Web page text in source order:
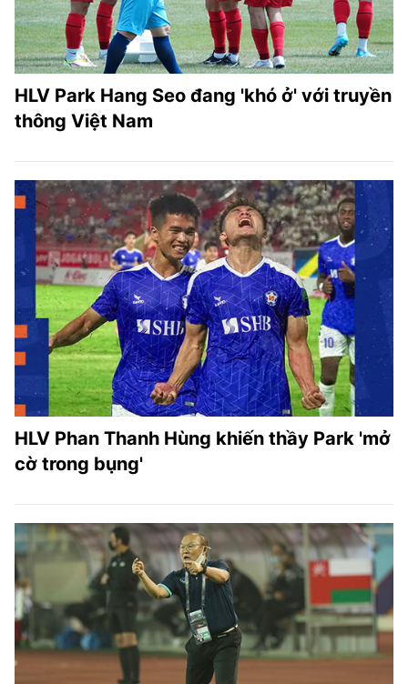
HLV Park Hang Seo đang 'khó ở' với truyền
thông Việt Nam
HLV Phan Thanh Hùng khiến thầy Park 'mở
cờ trong bụng'